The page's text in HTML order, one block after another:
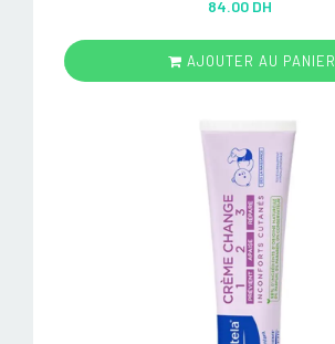
out of 5
84.00 DH
AJOUTER AU PANIER